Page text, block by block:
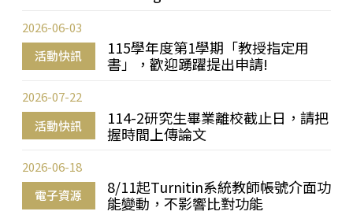
活動快訊
115學年度第1學期「教授指定用
書」，歡迎踴躍提出申請!
2026-06-03
活動快訊
114-2研究生畢業離校截止日，請把
握時間上傳論文
2026-07-22
電子資源
8/11起Turnitin系統教師帳號介面功
能變動，不影響比對功能
2026-06-18